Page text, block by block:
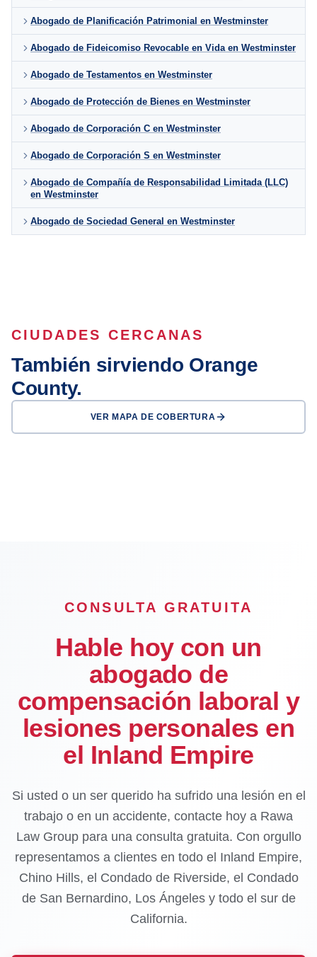
Abogado de Planificación Patrimonial en Westminster
Abogado de Fideicomiso Revocable en Vida en Westminster
Abogado de Testamentos en Westminster
Abogado de Protección de Bienes en Westminster
Abogado de Corporación C en Westminster
Abogado de Corporación S en Westminster
Abogado de Compañía de Responsabilidad Limitada (LLC)
en Westminster
Abogado de Sociedad General en Westminster
CIUDADES CERCANAS
También sirviendo Orange
County.
VER MAPA DE COBERTURA
CONSULTA GRATUITA
Hable hoy con un
abogado de
compensación laboral y
lesiones personales en
el Inland Empire
Si usted o un ser querido ha sufrido una lesión en el
trabajo o en un accidente, contacte hoy a Rawa
Law Group para una consulta gratuita. Con orgullo
representamos a clientes en todo el Inland Empire,
Chino Hills, el Condado de Riverside, el Condado
de San Bernardino, Los Ángeles y todo el sur de
California.